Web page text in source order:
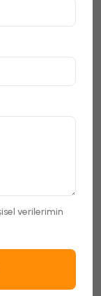
verilerimin